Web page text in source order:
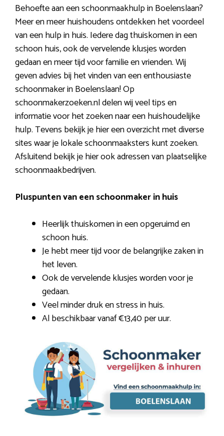
Behoefte aan een schoonmaakhulp in Boelenslaan?
Meer en meer huishoudens ontdekken het voordeel
van een hulp in huis. Iedere dag thuiskomen in een
schoon huis, ook de vervelende klusjes worden
gedaan en meer tijd voor familie en vrienden. Wij
geven advies bij het vinden van een enthousiaste
schoonmaker in Boelenslaan! Op
schoonmakerzoeken.nl delen wij veel tips en
informatie voor het zoeken naar een huishoudelijke
hulp. Tevens bekijk je hier een overzicht met diverse
sites waar je lokale schoonmaaksters kunt zoeken.
Afsluitend bekijk je hier ook adressen van plaatselijke
schoonmaakbedrijven.
Pluspunten van een schoonmaker in huis
Heerlijk thuiskomen in een opgeruimd en
schoon huis.
Je hebt meer tijd voor de belangrijke zaken in
het leven.
Ook de vervelende klusjes worden voor je
gedaan.
Veel minder druk en stress in huis.
Al beschikbaar vanaf €13,40 per uur.